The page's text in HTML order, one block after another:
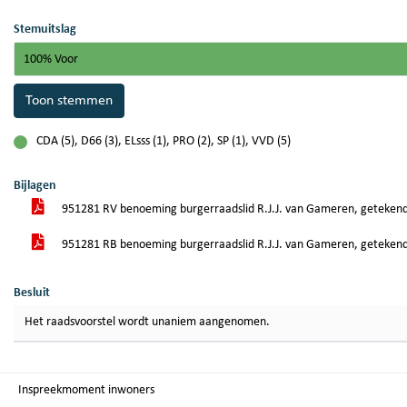
Stemuitslag
100% Voor
Toon stemmen
CDA (5), D66 (3), ELsss (1), PRO (2), SP (1), VVD (5)
Bijlagen
951281 RV benoeming burgerraadslid R.J.J. van Gameren,
951281 RB benoeming burgerraadslid R.J.J. van Gameren,
Besluit
Het raadsvoorstel wordt unaniem aangenomen.
Inspreekmoment inwoners